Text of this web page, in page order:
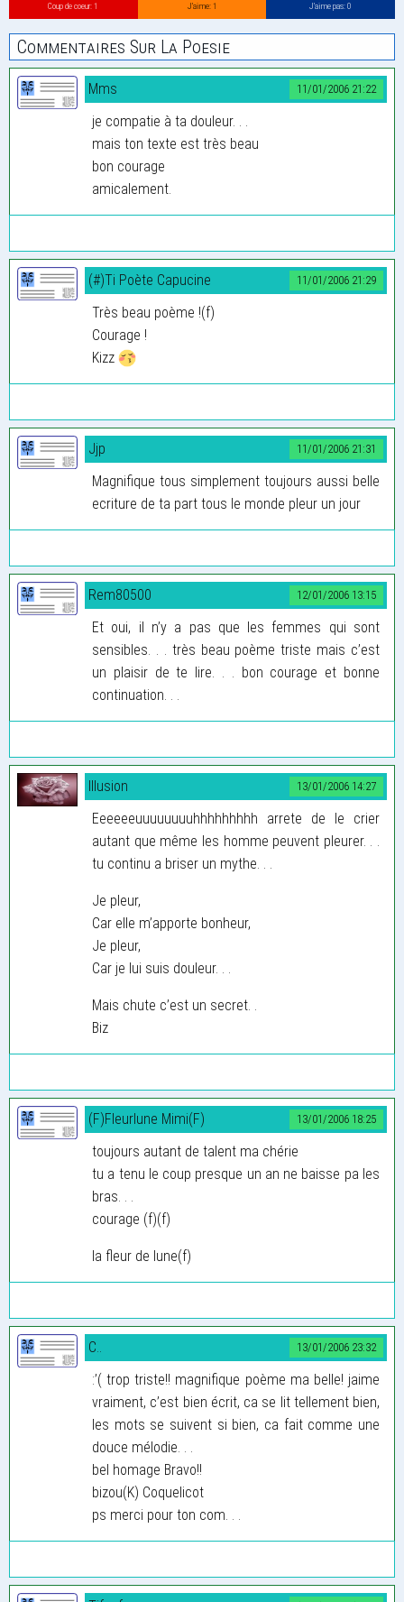
Coup de coeur: 1 J’aime: 1 J’aime pas: 0
Commentaires Sur La Poesie
11/01/2006 21:22
Mms
je compatie à ta douleur. . .
mais ton texte est très beau
bon courage
amicalement.
11/01/2006 21:29
(#)Ti Poète Capucine
Très beau poème !(f)
Courage !
Kizz
11/01/2006 21:31
Jjp
Magnifique tous simplement toujours aussi belle
ecriture de ta part tous le monde pleur un jour
12/01/2006 13:15
Rem80500
Et oui, il n’y a pas que les femmes qui sont
sensibles. . . très beau poème triste mais c’est
un plaisir de te lire. . . bon courage et bonne
continuation. . .
13/01/2006 14:27
Illusion
Eeeeeeuuuuuuuuhhhhhhhhh arrete de le crier
autant que même les homme peuvent pleurer. . .
tu continu a briser un mythe. . .
Je pleur,
Car elle m’apporte bonheur,
Je pleur,
Car je lui suis douleur. . .
Mais chute c’est un secret. .
Biz
13/01/2006 18:25
(F)Fleurlune Mimi(F)
toujours autant de talent ma chérie
tu a tenu le coup presque un an ne baisse pa les
bras. . .
courage (f)(f)
la fleur de lune(f)
13/01/2006 23:32
C..
:’( trop triste!! magnifique poème ma belle! jaime
vraiment, c’est bien écrit, ca se lit tellement bien,
les mots se suivent si bien, ca fait comme une
douce mélodie. . .
bel homage Bravo!!
bizou(K) Coquelicot
ps merci pour ton com. . .